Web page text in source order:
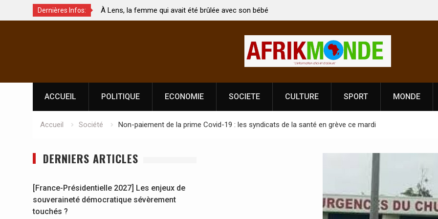
Dernières Infos:
À Lens, la femme qui avait été brûlée avec son bébé
par son mari est morte
Coopération: Le ministre Indien Kirti Vardhan Singh à
Abidjan pour la célébration de la Fête de
Nouvelle licence
Côte d’Ivoire,
prononce
ACCUEIL POLITIQUE ECONOMIE SOCIETE CULTURE SPORT MONDE
Accueil Société Non-paiement de la prime Covid-19 : les syndicats de la santé en grève ce mardi
DERNIERS ARTICLES
[France-Présidentielle 2027] Les enjeux de
souveraineté démocratique sévèrement
touchés ?